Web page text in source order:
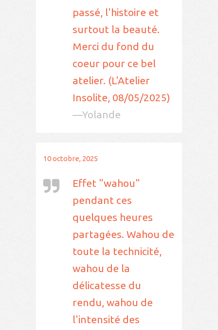
passé, l'histoire et
surtout la beauté.
Merci du fond du
coeur pour ce bel
atelier. (L'Atelier
Insolite, 08/05/2025)
—Yolande
10 octobre, 2025
Effet "wahou"
pendant ces
quelques heures
partagées. Wahou de
toute la technicité,
wahou de la
délicatesse du
rendu, wahou de
l'intensité des